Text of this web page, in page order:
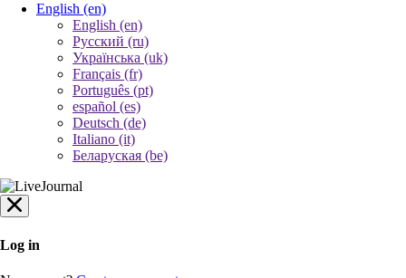
English (en)
English (en)
Русский (ru)
Українська (uk)
Français (fr)
Português (pt)
español (es)
Deutsch (de)
Italiano (it)
Беларуская (be)
Log in